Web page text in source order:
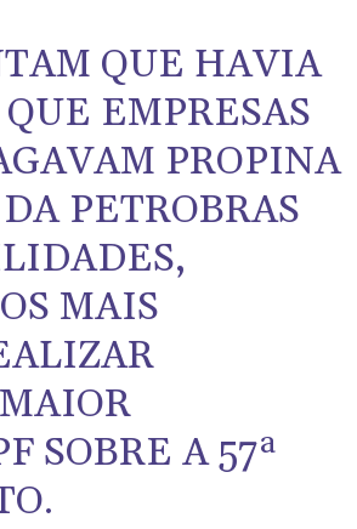
QUE HAVIA
EMPRESAS
PROPINA
PETROBRAS
MAIS
SOBRE A 57ª